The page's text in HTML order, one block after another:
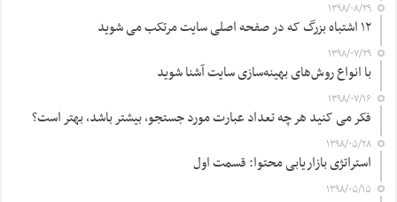
۱۳۹۸/۰۸/۲۹
۱۲ اشتباه بزرگ که در صفحه اصلی سایت مرتکب می شوید
۱۳۹۸/۰۷/۲۹
با انواع روش‌های بهینه‌سازی سایت آشنا شوید
۱۳۹۸/۰۷/۱۶
فکر می کنید هر چه تعداد عبارت مورد جستجو، بیشتر باشد، بهتر است؟
۱۳۹۸/۰۵/۲۸
استراتژی بازاریابی محتوا: قسمت اول
۱۳۹۸/۰۵/۱۵